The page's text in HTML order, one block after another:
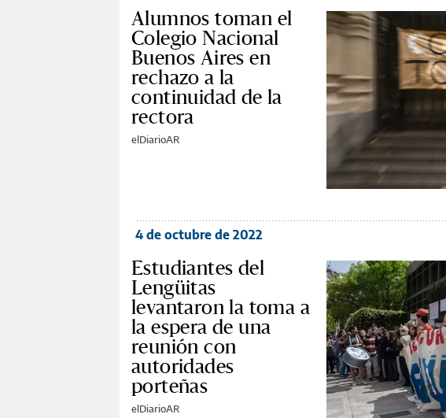
Alumnos toman el
Colegio Nacional
Buenos Aires en
rechazo a la
continuidad de la
rectora
elDiarioAR
4 de octubre de 2022
Estudiantes del
Lengüitas
levantaron la toma a
la espera de una
reunión con
autoridades
porteñas
elDiarioAR